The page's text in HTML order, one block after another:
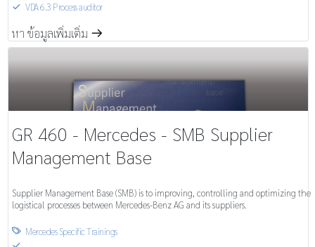
S VDA 6.3 Process auditor
หา ข้อมูลเพิ่มเติ่ม m
GR 460 - Mercedes - SMB Supplier
Management Base
Supplier Management Base (SMB) is to improving, controlling and optimizing the
logistical processes between Mercedes-Benz AG and its suppliers.
 Mercedes Specific Trainings